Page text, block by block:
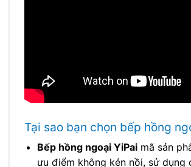
Tại sao bạn chọn bếp hồng
Bếp hồng ngoại YiPaimã sản
ưu điểm không kén nồi, sử dụng